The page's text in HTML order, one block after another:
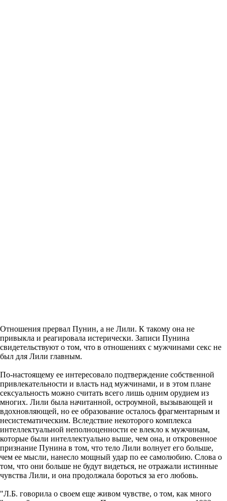
Отношения прервал Пунин, а не Лили. К такому она не
привыкла и реагировала истерически. Записи Пунина
свидетельствуют о том, что в отношениях с мужчинами секс не
был для Лили главным.
По-настоящему ее интересовало подтверждение собственной
привлекательности и власть над мужчинами, и в этом плане
сексуальность можно считать всего лишь одним орудием из
многих. Лили была начитанной, остроумной, вызывающей и
вдохновляющей, но ее образование осталось фрагментарным и
несистематическим. Вследствие некоторого комплекса
интеллектуальной неполноценности ее влекло к мужчинам,
которые были интеллектуально выше, чем она, и откровенное
признание Пунина в том, что тело Лили волнует его больше,
чем ее мысли, нанесло мощный удар по ее самолюбию. Слова о
том, что они больше не будут видеться, не отражали истинные
чувства Лили, и она продолжала бороться за его любовь.
"Л.Б. говорила о своем еще живом чувстве, о том, как много